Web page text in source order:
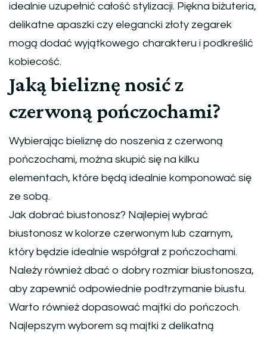
idealnie uzupełnić całość stylizacji. Piękna biżuteria,
delikatne apaszki czy elegancki złoty zegarek
mogą dodać wyjątkowego charakteru i podkreślić
kobiecość.
Jaką bieliznę nosić z
czerwoną pończochami?
Wybierając bieliznę do noszenia z czerwoną
pończochami, można skupić się na kilku
elementach, które będą idealnie komponować się
ze sobą.
Jak dobrać biustonosz? Najlepiej wybrać
biustonosz w kolorze czerwonym lub czarnym,
który będzie idealnie współgrał z pończochami.
Należy również dbać o dobry rozmiar biustonosza,
aby zapewnić odpowiednie podtrzymanie biustu.
Warto również dopasować majtki do pończoch.
Najlepszym wyborem są majtki z delikatną